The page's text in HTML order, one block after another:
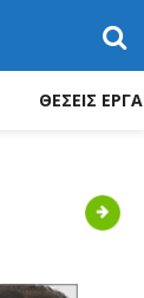
ΘΕΣΕΙΣ
Next